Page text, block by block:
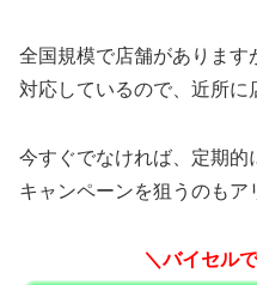
全国規模で店舗があります
対応しているので、近所に
今すぐでなければ、定期
キャンペーンを狙うのもア
＼バイセル